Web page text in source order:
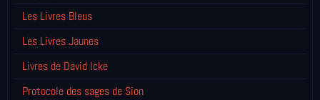
Les Livres Bleus
Les Livres Jaunes
Livres de David Icke
Protocole des sages de Sion